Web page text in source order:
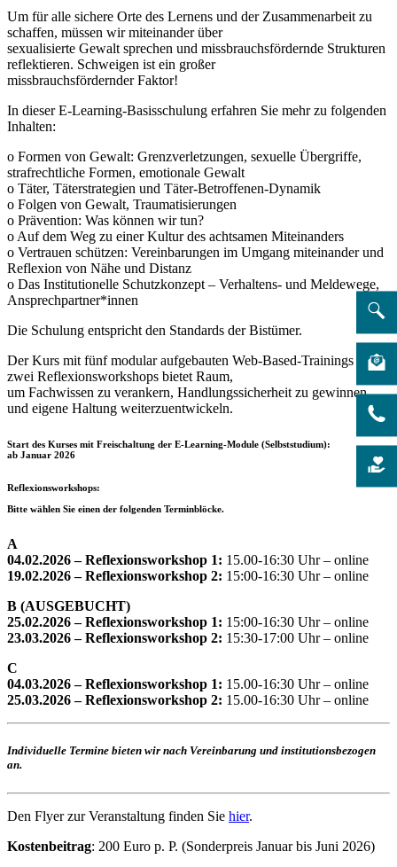
Um für alle sichere Orte des Lernens und der Zusammenarbeit zu
schaffen, müssen wir miteinander über
sexualisierte Gewalt sprechen und missbrauchsfördernde Strukturen
reflektieren. Schweigen ist ein großer
missbrauchsfördernder Faktor!
In dieser E-Learning-Basisschulung erfahren Sie mehr zu folgenden
Inhalten:
o Formen von Gewalt: Grenzverletzungen, sexuelle Übergriffe,
strafrechtliche Formen, emotionale Gewalt
o Täter, Täterstrategien und Täter-Betroffenen-Dynamik
o Folgen von Gewalt, Traumatisierungen
o Prävention: Was können wir tun?
o Auf dem Weg zu einer Kultur des achtsamen Miteinanders
o Vertrauen schützen: Vereinbarungen im Umgang miteinander und
Reflexion von Nähe und Distanz
o Das Institutionelle Schutzkonzept – Verhaltens- und Meldewege,
Ansprechpartner*innen
Die Schulung entspricht den Standards der Bistümer.
Der Kurs mit fünf modular aufgebauten Web-Based-Trainings sowie
zwei Reflexionsworkshops bietet Raum,
um Fachwissen zu verankern, Handlungssicherheit zu gewinnen
und eigene Haltung weiterzuentwickeln.
Start des Kurses mit Freischaltung der E-Learning-Module (Selbststudium):
ab Januar 2026
Reflexionsworkshops:
Bitte wählen Sie einen der folgenden Terminblöcke.
A
04.02.2026 – Reflexionsworkshop 1: 15.00-16:30 Uhr – online
19.02.2026 – Reflexionsworkshop 2: 15:00-16:30 Uhr – online
B (AUSGEBUCHT)
25.02.2026 – Reflexionsworkshop 1: 15:00-16:30 Uhr – online
23.03.2026 – Reflexionsworkshop 2: 15:30-17:00 Uhr – online
C
04.03.2026 – Reflexionsworkshop 1: 15.00-16:30 Uhr – online
25.03.2026 – Reflexionsworkshop 2: 15.00-16:30 Uhr – online
Individuelle Termine bieten wir nach Vereinbarung und institutionsbezogen
an.
Den Flyer zur Veranstaltung finden Sie hier.
Kostenbeitrag: 200 Euro p. P. (Sonderpreis Januar bis Juni 2026)